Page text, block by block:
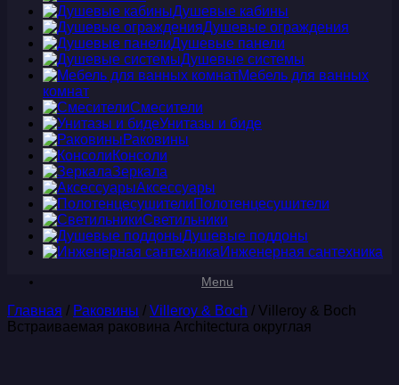
Душевые кабины
Душевые ограждения
Душевые панели
Душевые системы
Мебель для ванных
комнат
Смесители
Унитазы и биде
Раковины
Консоли
Зеркала
Аксессуары
Полотенцесушители
Светильники
Душевые поддоны
Инженерная сантехника
Menu
Главная / Раковины / Villeroy & Boch / Villeroy & Boch
Встраиваемая раковина Architectura округлая